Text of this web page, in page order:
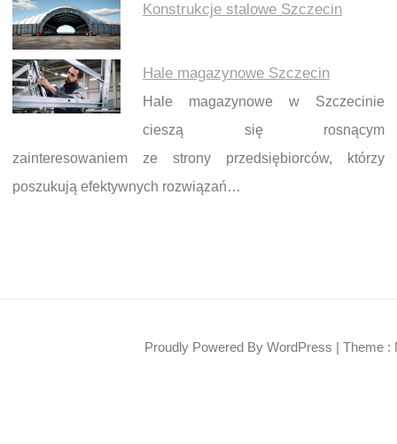
Konstrukcje stalowe Szczecin
Hale magazynowe Szczecin
Hale magazynowe w Szczecinie
cieszą się rosnącym
zainteresowaniem ze strony przedsiębiorców, którzy
poszukują efektywnych rozwiązań…
Proudly Powered By WordPress | Theme :